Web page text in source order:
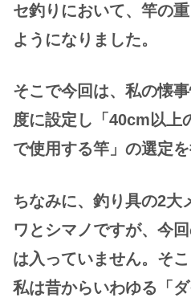
セ釣りにおいて、 竿の
ようになりました。
そこで今回は、私の懐
度に設定し「40cm以上
で使用する竿」の選定を
ちなみに、釣り具の2大
ワとシマノですが、今
は入っていません。そ
私は昔からいわゆる「